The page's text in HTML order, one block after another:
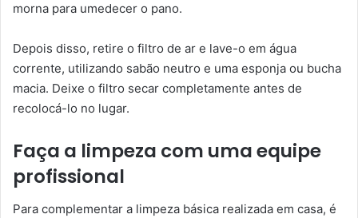
morna para umedecer o pano.
Depois disso, retire o filtro de ar e lave-o em água
corrente, utilizando sabão neutro e uma esponja ou bucha
macia. Deixe o filtro secar completamente antes de
recolocá-lo no lugar.
Faça a limpeza com uma equipe
profissional
Para complementar a limpeza básica realizada em casa, é